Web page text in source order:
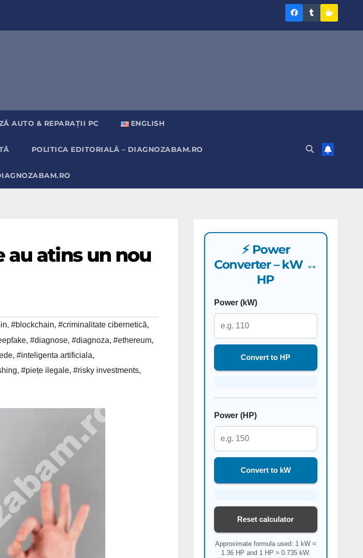
DiagnozaDiagnoza
AUTO & REPARAȚII PC ENGLISH
POLITICA EDITORIALĂ – DIAGNOZABAM.RO
atins un nou
, #blockchain, #criminalitate cibernetică,
, #diagnose, #diagnoza, #ethereum,
, #inteligenta artificiala,
, #piețe ilegale, #risky investments,
⚡ Power
Converter – kW ↔
HP
Power (kW)
Convert to HP
Power (HP)
Convert to kW
Reset calculator
Approximate formula used: 1 kW ≈
1.36 HP and 1 HP ≈ 0.735 kW.